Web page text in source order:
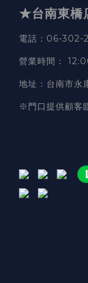
★台南東
電話 ：06-302-
營業時間 ：
地址 ：台南市
※門口提供顧客